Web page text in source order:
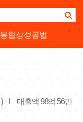
협상성공법
매출액 98억 56만